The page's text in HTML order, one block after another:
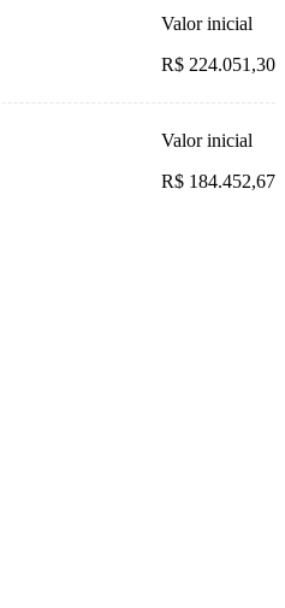
Valor inicial
R$ 224.051,30
Valor inicial
R$ 184.452,67